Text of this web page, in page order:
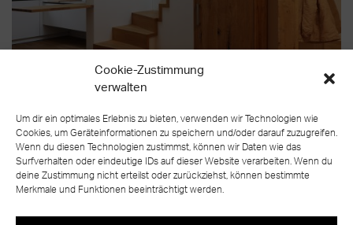
Cookie-Zustimmung
verwalten
Um dir ein optimales Erlebnis zu bieten, verwenden wir Technologien wie
Cookies, um Geräteinformationen zu speichern und/oder darauf zuzugreifen.
Wenn du diesen Technologien zustimmst, können wir Daten wie das
Surfverhalten oder eindeutige IDs auf dieser Website verarbeiten. Wenn du
deine Zustimmung nicht erteilst oder zurückziehst, können bestimmte
Merkmale und Funktionen beeinträchtigt werden.
zurück zur Übersicht